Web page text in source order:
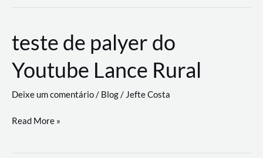
revoluciona
de
trabalho
com
a
workflows
teste de palyer do
Youtube Lance Rural
Deixe um comentário/ Blog/ Jefte Costa
teste
palyer
Read More »